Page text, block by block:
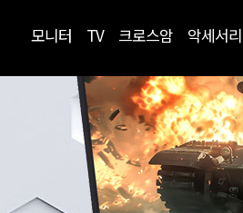
모니터 TV 크로스암 악세서리